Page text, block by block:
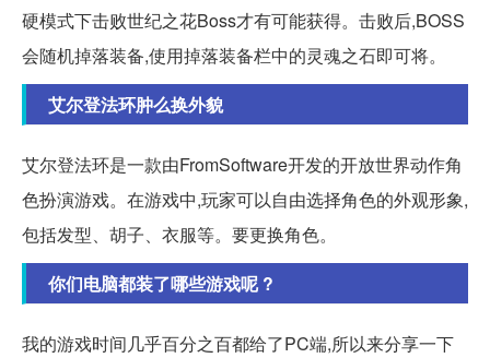
硬模式下击败世纪之花Boss才有可能获得。击败后,BOSS
会随机掉落装备,使用掉落装备栏中的灵魂之石即可将。
艾尔登法环肿么换外貌
艾尔登法环是一款由FromSoftware开发的开放世界动作角
色扮演游戏。在游戏中,玩家可以自由选择角色的外观形象,
包括发型、胡子、衣服等。要更换角色。
你们电脑都装了哪些游戏呢 ?
我的游戏时间几乎百分之百都给了PC端,所以来分享一下